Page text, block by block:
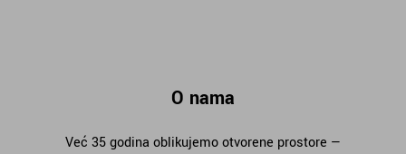
O nama
Već 35 godina oblikujemo otvorene prostore —